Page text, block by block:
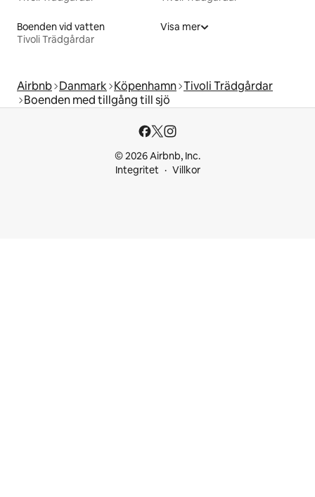
Boenden vid vatten
Tivoli Trädgårdar
Visa mer
Airbnb Danmark Köpenhamn Tivoli Trädgårdar
Boenden med tillgång till sjö
© 2026 Airbnb, Inc.
Integritet
Villkor